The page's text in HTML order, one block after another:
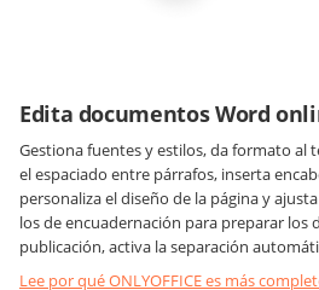
Edita documentos Word
Gestiona fuentes y estilos, da formato al
el espaciado entre párrafos, inserta
personaliza el diseño de la página y
los de encuadernación para preparar los
publicación, activa la separación
Lee por qué ONLYOFFICE es más